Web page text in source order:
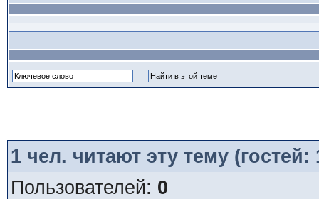
1чел. читают эту тему
Пользователей: 0